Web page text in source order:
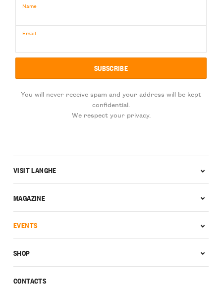
Name
Email
You will never receive spam and your address will be kept
confidential.
We respect your privacy.
CONTACTS
VISIT LANGHE
MAGAZINE
EVENTS
SHOP